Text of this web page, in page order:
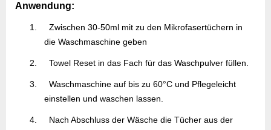
Anwendung:
1.
Zwischen 30-50ml mit zu den Mikrofasertüchern in
die Waschmaschine geben
2. Towel Reset in das Fach für das Waschpulver füllen.
3.
Waschmaschine auf bis zu 60°C und Pflegeleicht
einstellen und waschen lassen.
4.
Nach Abschluss der Wäsche die Tücher aus der